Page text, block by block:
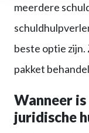
meerdere
beste optie zijn.
pakket
Wanneer
juridische